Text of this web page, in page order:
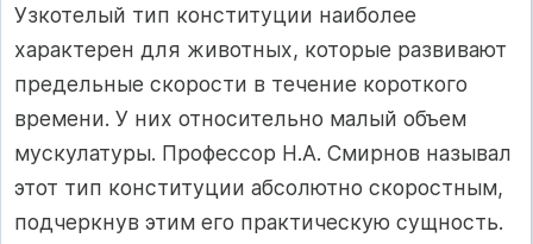
Узкотелый тип конституции наиболее
характерен для животных, которые развивают
предельные скорости в течение короткого
времени. У них относительно малый объем
мускулатуры. Профессор Н.А. Смирнов называл
этот тип конституции абсолютно cкоростным,
подчеркнув этим его практическую сущность.